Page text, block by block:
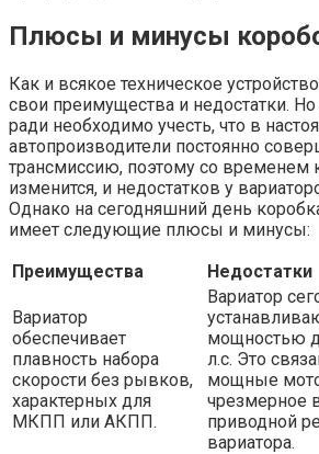
Плюсы и минусы
Как и всякое техническое
свои преимущества и недостатки.
ради необходимо учесть, что в
автопроизводители постоянно
трансмиссию, поэтому со временем
изменится, и недостатков у
Однако на сегодняшний день
имеет следующие плюсы и минусы:
Преимущества
Недостатки
Вариатор
обеспечивает
плавность набора
скорости без рывков,
характерных для
МКПП или АКПП.
Вариатор
мощностью
л.с. Это
мощные
чрезмерное
приводной
вариатора.